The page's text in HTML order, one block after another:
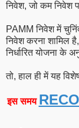
निवेश, जो कम निवेश
PAMM निवेश में
निवेश करना शामिल
निर्धारित योजना के
तो, हाल ही में यह
इस समय